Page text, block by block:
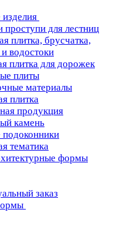
проступи для лестниц
плитка, брусчатка,
водостоки
плитка для дорожек
плиты
материалы
плитка
продукция
камень
тематика
формы
заказ